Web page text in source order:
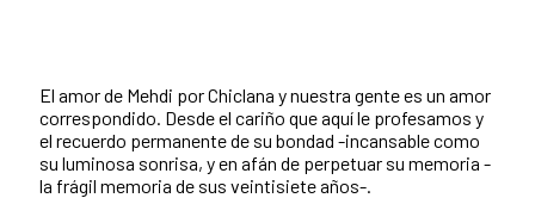
El amor de Mehdi por Chiclana y nuestra gente es un amor
correspondido. Desde el cariño que aquí le profesamos y
el recuerdo permanente de su bondad -incansable como
su luminosa sonrisa, y en afán de perpetuar su memoria -
la frágil memoria de sus veintisiete años-.